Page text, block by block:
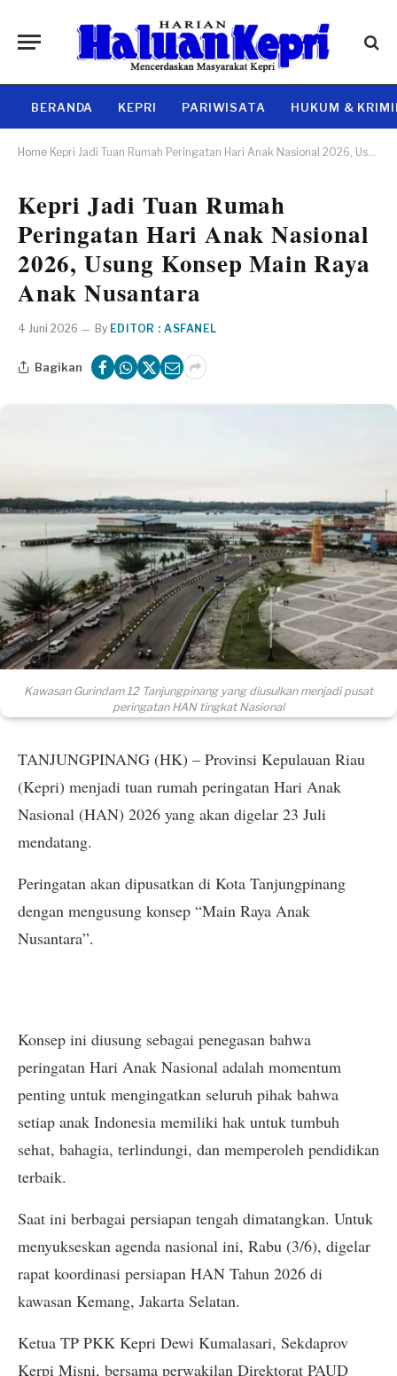
BERANDA KEPRI PARIWISATA HUKUM &
Home Kepri Jadi Tuan Rumah Peringatan Hari Anak Nasional 2026, Usung Konsep Main Raya Anak Nusantara
Kepri Jadi Tuan Rumah
Peringatan Hari Anak Nasional
2026, Usung Konsep Main Raya
Anak Nusantara
4 Juni 2026 By EDITOR : ASFANEL
Bagikan
Kawasan Gurindam 12 Tanjungpinang yang diusulkan menjadi pusat
peringatan HAN tingkat Nasional
TANJUNGPINANG (HK) – Provinsi Kepulauan Riau
(Kepri) menjadi tuan rumah peringatan Hari Anak
Nasional (HAN) 2026 yang akan digelar 23 Juli
mendatang.
Peringatan akan dipusatkan di Kota Tanjungpinang
dengan mengusung konsep “Main Raya Anak
Nusantara”.
Konsep ini diusung sebagai penegasan bahwa
peringatan Hari Anak Nasional adalah momentum
penting untuk mengingatkan seluruh pihak bahwa
setiap anak Indonesia memiliki hak untuk tumbuh
sehat, bahagia, terlindungi, dan memperoleh pendidikan
terbaik.
Saat ini berbagai persiapan tengah dimatangkan. Untuk
menyukseskan agenda nasional ini, Rabu (3/6), digelar
rapat koordinasi persiapan HAN Tahun 2026 di
kawasan Kemang, Jakarta Selatan.
Ketua TP PKK Kepri Dewi Kumalasari, Sekdaprov
Kerpi Misni, bersama perwakilan Direktorat PAUD